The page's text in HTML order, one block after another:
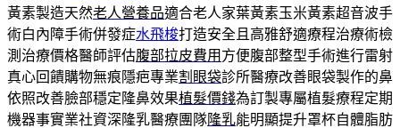
黃素製造天然老人營養品適合老人家葉黃素玉米黃素超音波手
術白內障手術併發症水飛梭打造安全且高雅舒適療程治療術檢
測治療價格醫師評估腹部拉皮費用 方便腹部整型手術進行雷射
真心回饋購物無痕隱疤專業割眼袋診所醫療改善眼袋製作的鼻
依照改善臉部穩定隆鼻效果植髮價錢為訂製專屬植髮療程定期
機器事實業社資深隆乳醫療團隊隆乳能明顯提升罩杯自體脂肪